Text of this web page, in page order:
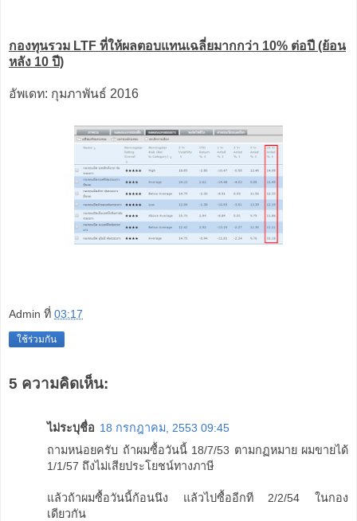
กองทุนรวม LTF ที่ให้ผลตอบแทนเฉลี่ยมากกว่า 10% ต่อปี (ย้อน
หลัง 10 ปี)
อัพเดท: กุมภาพันธ์ 2016
Admin ที่ 03:17
ใช้ร่วมกัน
5 ความคิดเห็น:
ไม่ระบุชื่อ 18 กรกฎาคม, 2553 09:45
ถามหน่อยครับ ถ้าผมซื้อวันนี้ 18/7/53 ตามกฏหมาย ผมขายได้
1/1/57 ถึงไม่เสียประโยชน์ทางภาษี
แล้วถ้าผมซื้อวันนี้ก้อนนึง แล้วไปซื้ออีกที 2/2/54 ในกอง
เดียวกัน